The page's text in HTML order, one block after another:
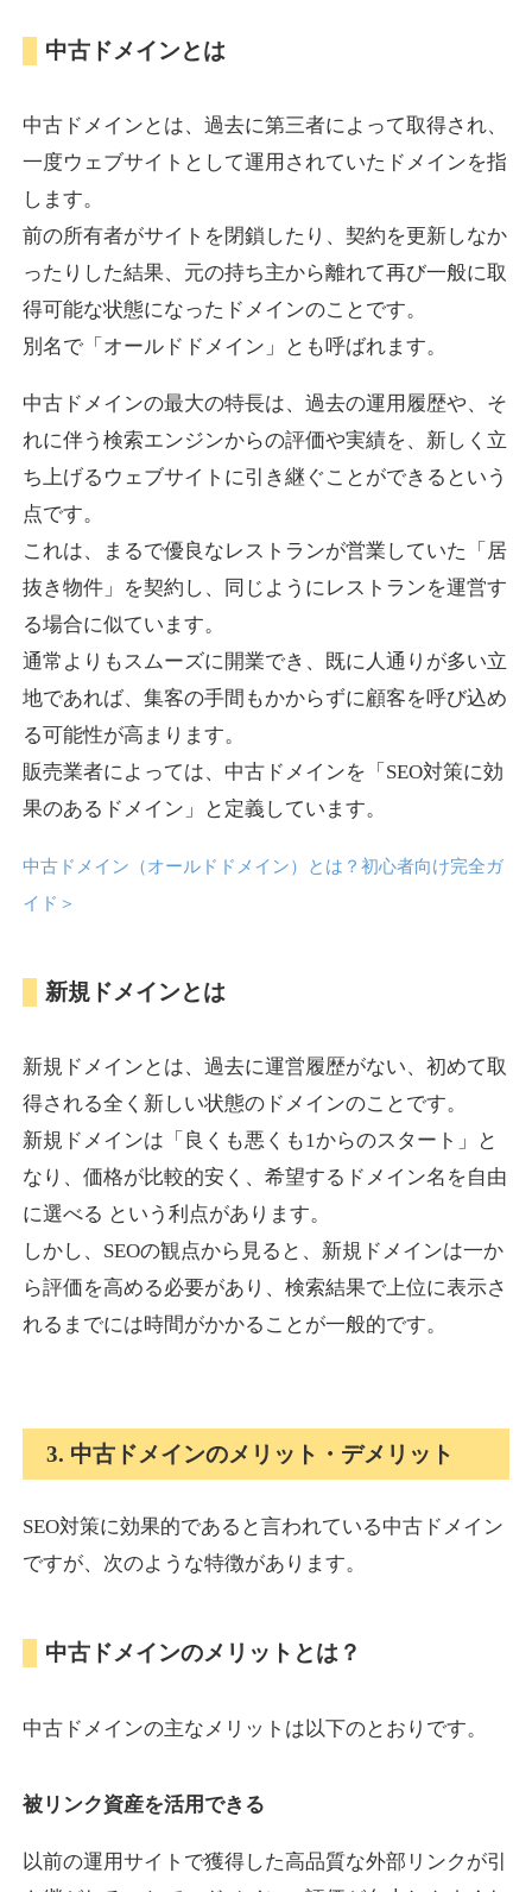
詳細を見る
vrnvroomn.com
ジャンル通販
DA
10,800円 入札 0件
詳細を見る
ジャンルエンターテイメント
37
10,800円
詳細を見る
box-cafe.jp
ジャンル 飲食
DA37 外部リンク数
3,300円 入札 2件
詳細を見る
anipani.jp
DA 37 外部リンク数
lowslotfamilylocal.com
ジャンルその他
DA37 外部リンク数653 ドメイン年齢 1年
onlinepokerbetdansk.com
DA37 外部リンク数629 ドメイン年齢1年
10,800円 入札 0件
econopundit.com
外部リンク数 446
中古ドメインとは
中古ドメインとは、過去に第三者によって取得され、
一度ウェブサイトとして運用されていたドメインを指
します。
前の所有者がサイトを閉鎖したり、契約を更新しなか
ったりした結果、元の持ち主から離れて再び一般に取
得可能な状態になったドメインのことです。
別名で「オールドドメイン」とも呼ばれます。
中古ドメインの最大の特長は、過去の運用履歴や、そ
れに伴う検索エンジンからの評価や実績を、新しく立
ち上げるウェブサイトに引き継ぐことができるという
点です。
これは、まるで優良なレストランが営業していた「居
抜き物件」を契約し、同じようにレストランを運営す
る場合に似ています。
通常よりもスムーズに開業でき、既に人通りが多い立
地であれば、集客の手間もかからずに顧客を呼び込め
る可能性が高まります。
販売業者によっては、中古ドメインを「SEO対策に効
果のあるドメイン」と定義しています。
中古ドメイン（オールドドメイン）とは？初心者向け完全ガ
イド ＞
新規ドメインとは
新規ドメインとは、過去に運営履歴がない、初めて取
得される全く新しい状態のドメインのことです。
新規ドメインは「良くも悪くも1からのスタート」と
なり、価格が比較的安く、希望するドメイン名を自由
に選べる という利点があります。
しかし、SEOの観点から見ると、新規ドメインは一か
ら評価を高める必要があり、検索結果で上位に表示さ
れるまでには時間がかかることが一般的です。
3. 中古ドメインのメリット・デメリット
SEO対策に効果的であると言われている中古ドメイン
ですが、次のような特徴があります。
中古ドメインのメリットとは？
中古ドメインの主なメリットは以下のとおりです。
被リンク資産を活用できる
以前の運用サイトで獲得した高品質な外部リンクが引